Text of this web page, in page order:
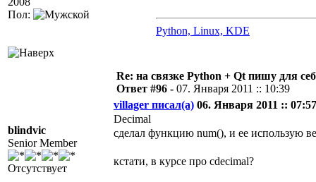
Пол:
Python, Linux, KDE
blindvic
Senior Member
Отсутствует
Re: на связке Python + Qt пишу для
Ответ #96 - 07. Января 2011 :: 10:39
villager писал(а) 06. Января 2011 ::
Decimal
сделал функцию num(), и ее использую
кстати, в курсе про cdecimal?